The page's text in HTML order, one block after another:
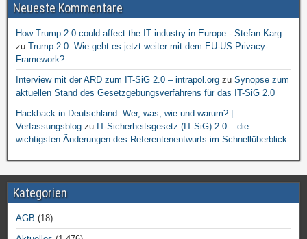
Neueste Kommentare
How Trump 2.0 could affect the IT industry in Europe - Stefan Karg
zu Trump 2.0: Wie geht es jetzt weiter mit dem EU-US-Privacy-
Framework?
Interview mit der ARD zum IT-SiG 2.0 – intrapol.org zu Synopse zum
aktuellen Stand des Gesetzgebungsverfahrens für das IT-SiG 2.0
Hackback in Deutschland: Wer, was, wie und warum? |
Verfassungsblog zu IT-Sicherheitsgesetz (IT-SiG) 2.0 – die
wichtigsten Änderungen des Referentenentwurfs im Schnellüberblick
Kategorien
AGB (18)